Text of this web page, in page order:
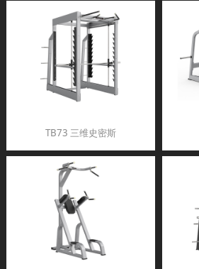
TB73 三维史密斯